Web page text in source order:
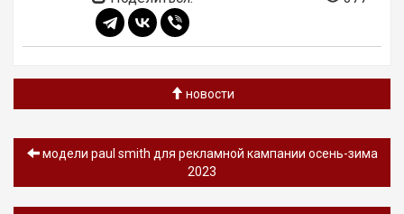
новости
модели paul smith для рекламной кампании осень-зима
2023